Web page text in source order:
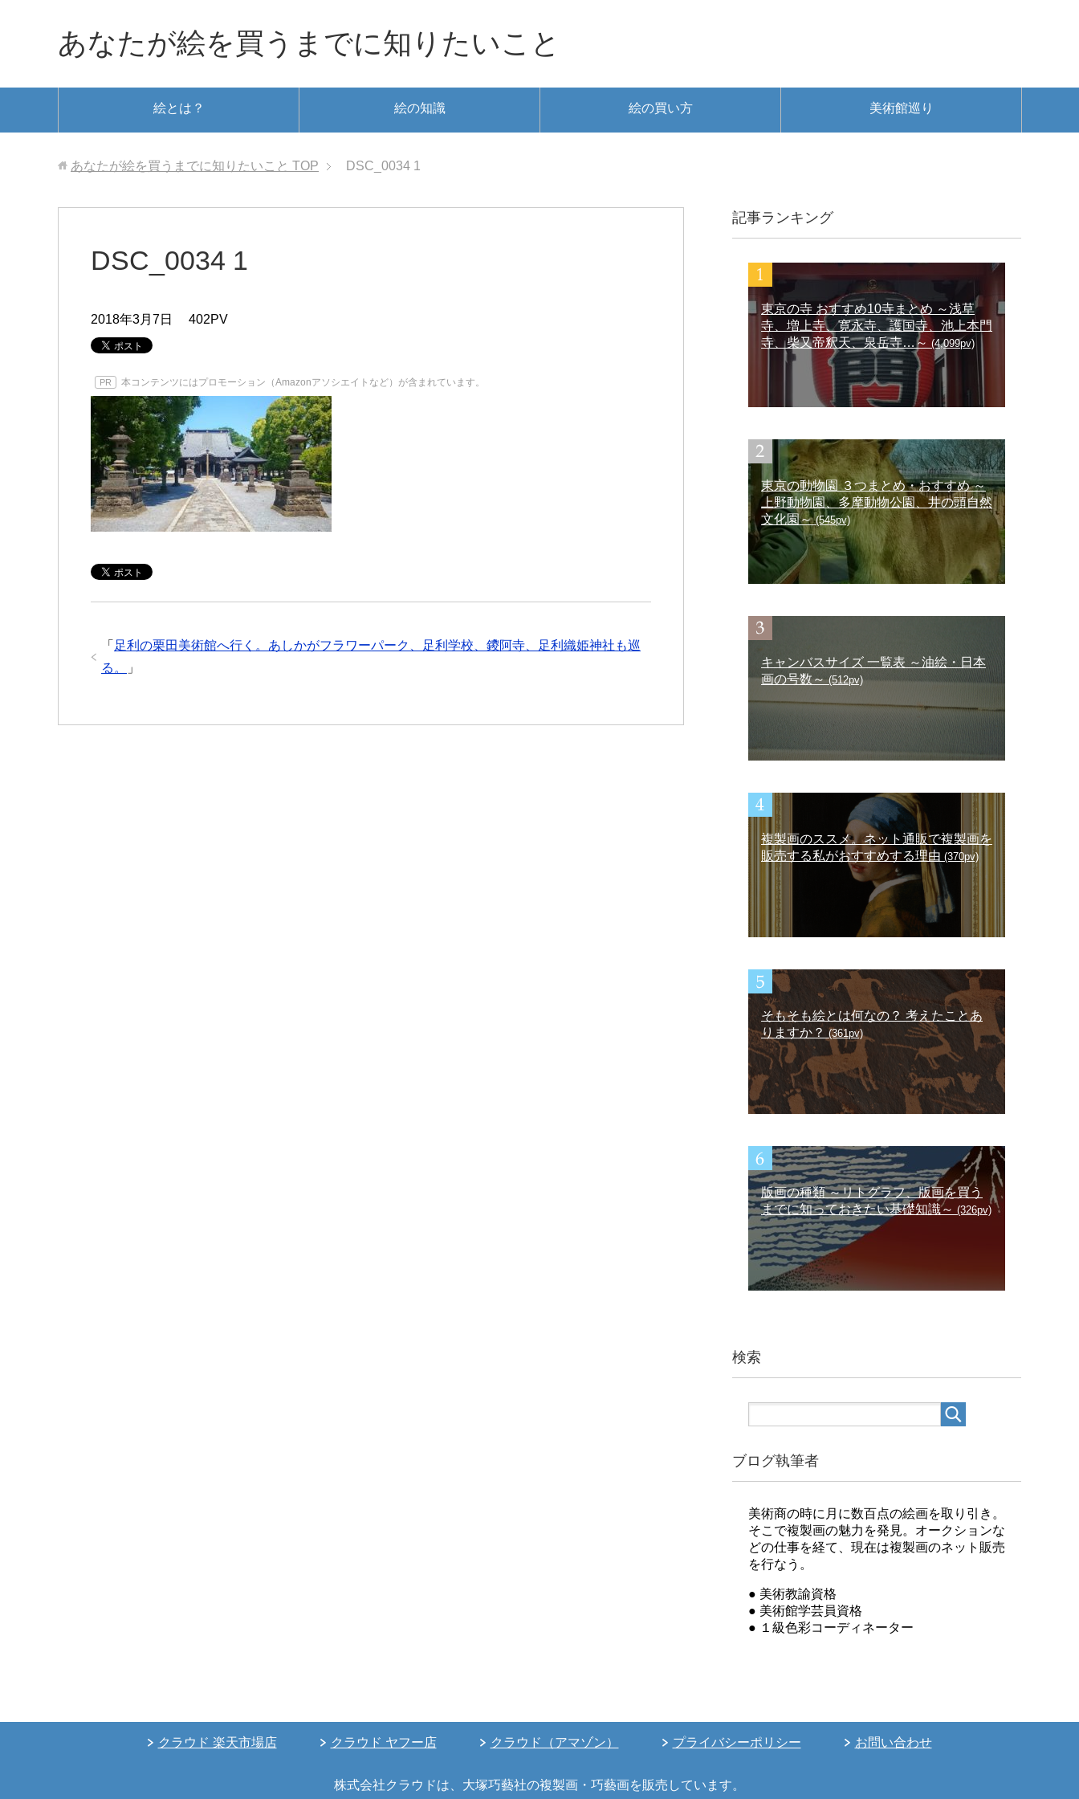
あなたが絵を買うまでに知りたいこと
絵とは？ 絵の知識 絵の買い方 美術館巡り
あなたが絵を買うまでに知りたいこと TOP DSC_0034 1
DSC_0034 1
2018年3月7日 402PV
PR 本コンテンツにはプロモーション（Amazonアソシエイトなど）が含まれています。
「 足利の栗田美術館へ行く。あしかがフラワーパーク、足利学校、鑁阿寺、足利織姫神社も巡
る。
」
記事ランキング
東京の寺 おすすめ10寺まとめ ～浅草
寺、増上寺、寛永寺、護国寺、池上本門
寺、柴又帝釈天、泉岳寺…～ (4,099pv)
東京の動物園 ３つまとめ・おすすめ ～
上野動物園、多摩動物公園、井の頭自然
文化園～(545pv)
キャンバスサイズ 一覧表 ～油絵・日本
画の号数～(512pv)
複製画のススメ。ネット通販で複製画を
販売する私がおすすめする理由 (370pv)
そもそも絵とは何なの？ 考えたことあ
りますか？ (361pv)
版画の種類 ～リトグラフ、版画を買う
までに知っておきたい基礎知識～ (326pv)
検索
ブログ執筆者
美術商の時に月に数百点の絵画を取り引き。
そこで複製画の魅力を発見。オークションな
どの仕事を経て、現在は複製画のネット販売
を行なう。
● 美術教諭資格
● 美術館学芸員資格
● １級色彩コーディネーター
クラウド 楽天市場店 クラウド ヤフー店 クラウド（アマゾン） プライバシーポリシー お問い合わせ
株式会社クラウドは、大塚巧藝社の複製画・巧藝画を販売しています。